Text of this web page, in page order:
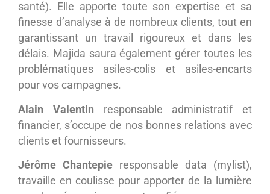
santé). Elle apporte toute son expertise et sa
finesse d’analyse à de nombreux clients, tout en
garantissant un travail rigoureux et dans les
délais. Majida saura également gérer toutes les
problématiques asiles-colis et asiles-encarts
pour vos campagnes.
Alain Valentin responsable administratif et
financier, s’occupe de nos bonnes relations avec
clients et fournisseurs.
Jérôme Chantepie responsable data (mylist),
travaille en coulisse pour apporter de la lumière